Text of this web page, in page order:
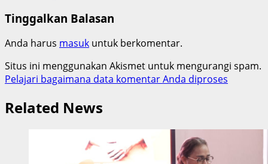
Tinggalkan Balasan
Anda harus masuk untuk berkomentar.
Situs ini menggunakan Akismet untuk mengurangi spam.
Pelajari bagaimana data komentar Anda diproses
Related News